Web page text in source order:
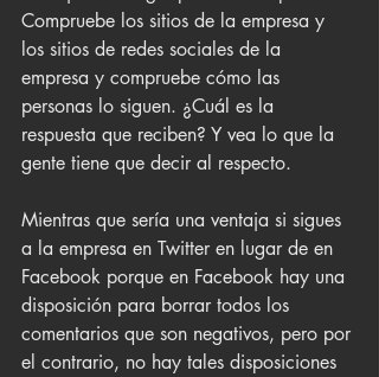
Compruebe los sitios de la empresa y
los sitios de redes sociales de la
empresa y compruebe cómo las
personas lo siguen. ¿Cuál es la
respuesta que reciben? Y vea lo que la
gente tiene que decir al respecto.
Mientras que sería una ventaja si sigues
a la empresa en Twitter en lugar de en
Facebook porque en Facebook hay una
disposición para borrar todos los
comentarios que son negativos, pero por
el contrario, no hay tales disposiciones